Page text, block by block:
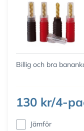
Billig och bra
130 kr/4-
Jämför